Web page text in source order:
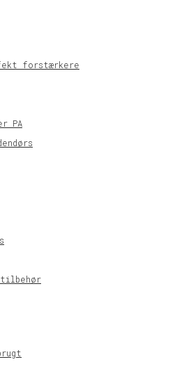
forstærkere
PA